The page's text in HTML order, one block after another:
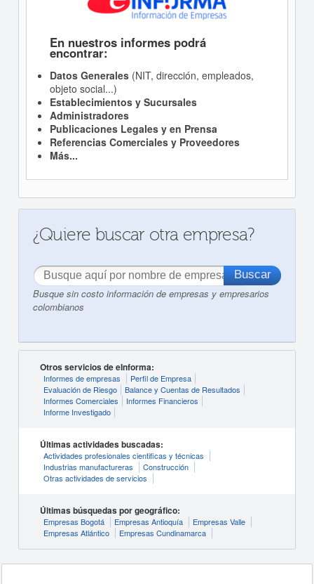
En nuestros informes podrá
encontrar:
Datos Generales(NIT, dirección, empleados,
objeto social...)
Establecimientos y Sucursales
Administradores
Publicaciones Legales y en Prensa
Referencias Comerciales y Proveedores
Más...
¿Quiere buscar otra empresa?
Busque sin costo información de empresas y empresarios
colombianos
Otros servicios de eInforma:
Informes de empresas
Perfil de Empresa
Evaluación de Riesgo
Balance y Cuentas de Resultados
Informes Comerciales
Informes Financieros
Informe Investigado
Últimas actividades buscadas:
Actividades profesionales cientificas y técnicas
Industrias manufactureras
Construcción
Otras actividades de servicios
Últimas búsquedas por geográfico:
Empresas Bogotá Empresas Antioquía
Empresas Valle
Empresas Atlántico
Empresas Cundinamarca